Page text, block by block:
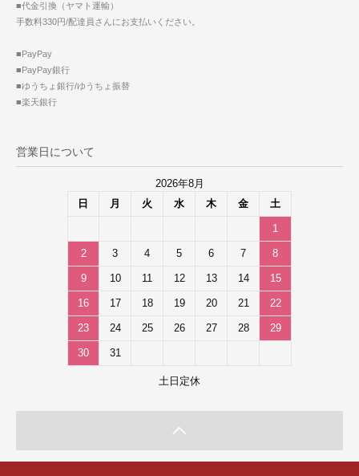
■代金引換（ヤマト運輸）
手数料330円/配達員さんにお支払いください。
■PayPay
■PayPay銀行
■ゆうちょ銀行/ゆうちょ振替
■楽天銀行
営業日について
2026年8月
日
月 火 水 木 金 土
1
2 3 4 5 6 7 8
9 10 11 12 13 14 15
16 17 18 19 20 21 22
23 24 25 26 27 28 29
30 31
土日定休